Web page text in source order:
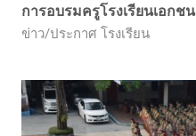
การอบรมครูโรงเรียนเอกชน
ข่าว/ประกาศ โรงเรียน